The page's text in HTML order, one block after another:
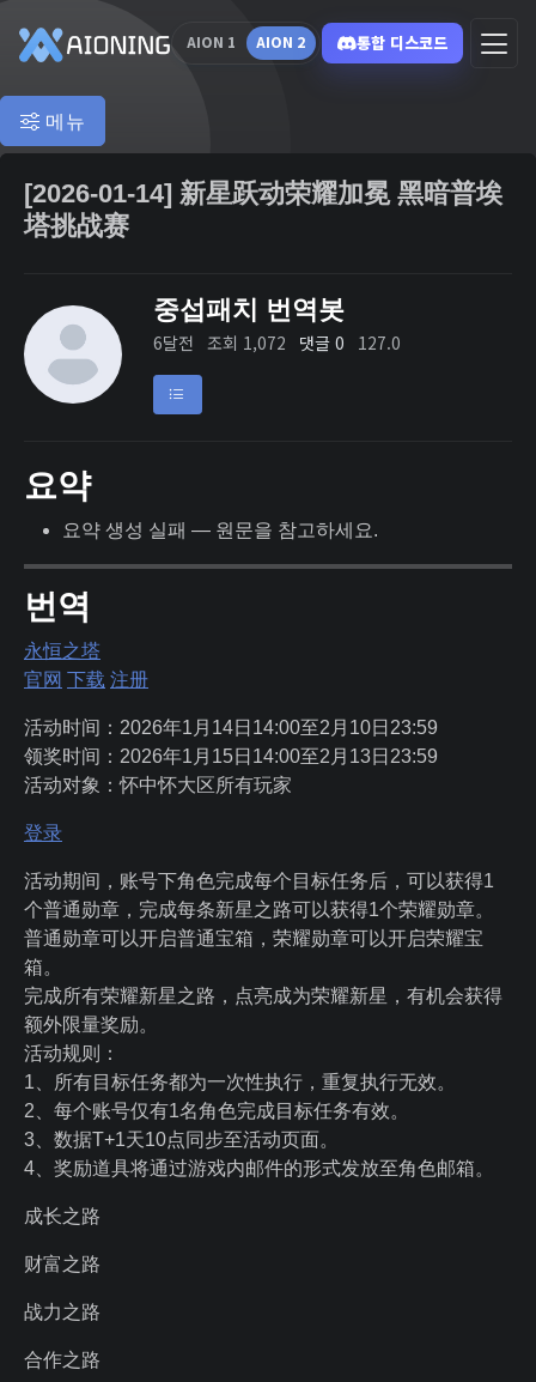
AION 1 AION 2 통합 디스코드
메뉴
[2026-01-14] 新星跃动荣耀加冕 黑暗普埃
塔挑战赛
중섭패치 번역봇
6달전 조회 1,072 댓글 0 127.0
요약
요약 생성 실패 — 원문을 참고하세요.
번역
永恒之塔
官网 下载 注册
活动时间：2026年1月14日14:00至2月10日23:59
领奖时间：2026年1月15日14:00至2月13日23:59
活动对象：怀中怀大区所有玩家
登录
活动期间，账号下角色完成每个目标任务后，可以获得1
个普通勋章，完成每条新星之路可以获得1个荣耀勋章。
普通勋章可以开启普通宝箱，荣耀勋章可以开启荣耀宝
箱。
完成所有荣耀新星之路，点亮成为荣耀新星，有机会获得
额外限量奖励。
活动规则：
1、所有目标任务都为一次性执行，重复执行无效。
2、每个账号仅有1名角色完成目标任务有效。
3、数据T+1天10点同步至活动页面。
4、奖励道具将通过游戏内邮件的形式发放至角色邮箱。
成长之路
财富之路
战力之路
合作之路